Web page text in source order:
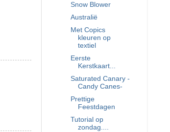
Snow Blower
Australië
Met Copics
kleuren op
textiel
Eerste
Kerstkaart...
Saturated Canary -
Candy Canes-
Prettige
Feestdagen
Tutorial op
zondag....